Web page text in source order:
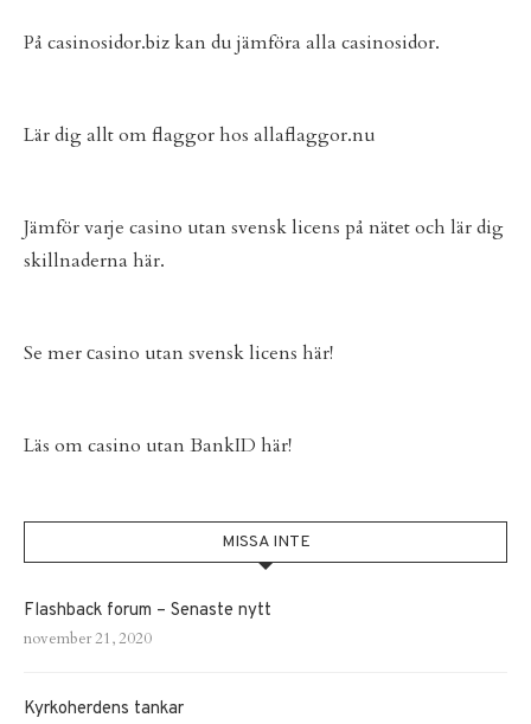
På casinosidor.bizkan du jämföra alla casinosidor.
Lär dig allt om flaggor hos allaflaggor.nu
Jämför varje casino utan svensk licens på nätet och lär dig
skillnaderna här.
Se merсasino utan svensk licens här!
Läs omcasino utan BankID här!
MISSA INTE
Flashback forum – Senaste nytt
november 21, 2020
Kyrkoherdens tankar